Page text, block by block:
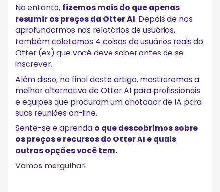
Procurando a melhor alternativa de IA do Otter com
transcrições precisas?
Principais recursos do MeetGeek
Preços do MeetGeek
MeetGeek vs Otter AI: comparação de recursos
Resumo: preços da Otter AI em 2026
Perguntas frequentes sobre os preços do Otter AI
Quanto custa o Otter AI?
O Otter.ai vale a pena?
Qual é o limite do plano gratuito do Otter AI?
No entanto, fizemos mais do que apenas
resumir os preços da Otter AI. Depois de nos
aprofundarmos nos relatórios de usuários,
também coletamos 4 coisas de usuários reais do
Otter (ex) que você deve saber antes de se
inscrever.
Além disso, no final deste artigo, mostraremos a
melhor alternativa de Otter AI para profissionais
e equipes que procuram um anotador de IA para
suas reuniões on-line.
Sente-se e aprenda o que descobrimos sobre
os preços e recursos do Otter AI e quais
outras opções você tem.
Vamos mergulhar!